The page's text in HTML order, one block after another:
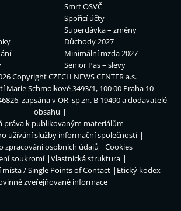
Smrt OSVČ
Spořicí účty
Superdávka – změny
Důchody 2027
Minimální mzda 2027
Senior Pas – slevy
CopyrightCZECH NEWS CENTER a.s.
Marie Schmolkové 3493/1, 100 00 Praha 10 -
zapsána v OR, sp.zn. B 19490 a dodavatelé
obsahu
práva k publikovaným materiálům
užívání služby informační společnosti
zpracování osobních údajů
Cookies
soukromí
Vlastnická struktura
/ Single Points of Contact
Etický kodex
zveřejňované informace